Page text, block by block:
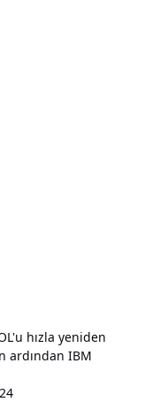
hızla yeniden
ardından IBM